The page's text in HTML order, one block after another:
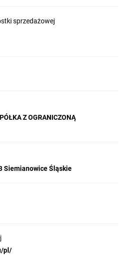
sprzedażowej
Z OGRANICZONĄ
Siemianowice Śląskie
pl/